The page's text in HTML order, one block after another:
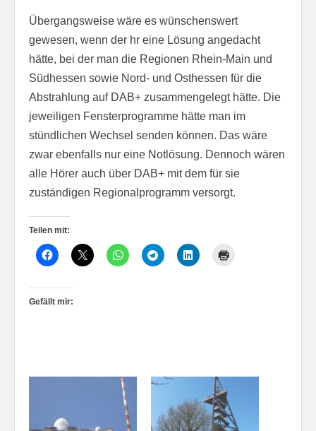
Übergangsweise wäre es wünschenswert
gewesen, wenn der hr eine Lösung angedacht
hätte, bei der man die Regionen Rhein-Main und
Südhessen sowie Nord- und Osthessen für die
Abstrahlung auf DAB+ zusammengelegt hätte. Die
jeweiligen Fensterprogramme hätte man im
stündlichen Wechsel senden können. Das wäre
zwar ebenfalls nur eine Notlösung. Dennoch wären
alle Hörer auch über DAB+ mit dem für sie
zuständigen Regionalprogramm versorgt.
Teilen mit:
Gefällt mir: